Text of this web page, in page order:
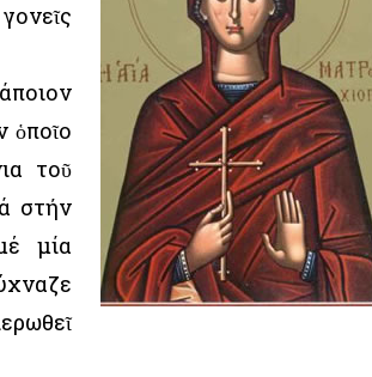
ὁποῖο
τοῦ
στήν
μία